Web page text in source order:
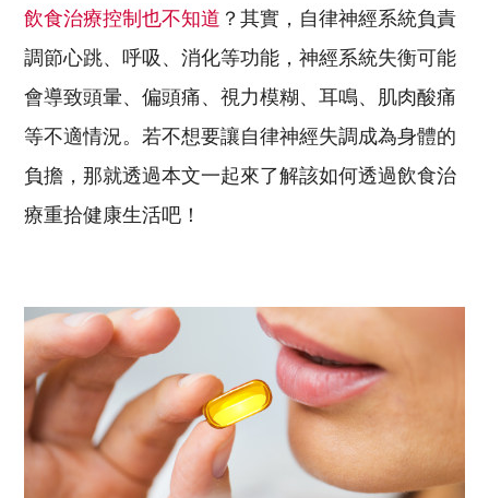
飲食治療控制也不知道 ？其實，自律神經系統負責
調節心跳、呼吸、消化等功能，神經系統失衡可能
會導致頭暈、偏頭痛、視力模糊、耳鳴、肌肉酸痛
等不適情況。若不想要讓自律神經失調成為身體的
負擔，那就透過本文一起來了解該如何透過飲食治
療重拾健康生活吧！